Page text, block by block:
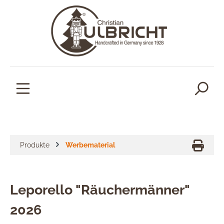
Produkte Werbematerial
Leporello "Räuchermänner"
2026